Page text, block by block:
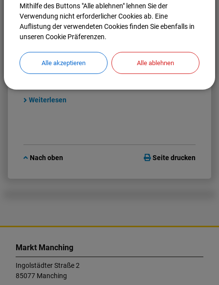
Auftaktveranstaltung am 3. Februar 2011 -
Nachfolgend können Sie die Dokumentation zur
Auftaktveranstaltung vom 03.02.2011 lesen und
Weiterlesen
Nach oben Seite drucken
Markt Manching
Ingolstädter Straße 2
85077 Manching
Mithilfe des Buttons "Alle ablehnen" lehnen Sie der
Verwendung nicht erforderlicher Cookies ab. Eine
Auflistung der verwendeten Cookies finden Sie ebenfalls in
unseren Cookie Präferenzen.
Alle akzeptieren Alle ablehnen